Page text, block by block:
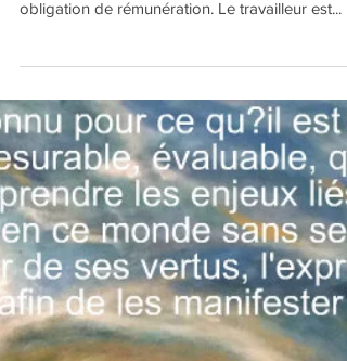
L’argent, dans une activité professionnelle, est
obligation de rémunération. Le travailleur est...